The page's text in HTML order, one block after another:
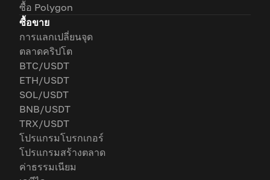
ซื้อ Polygon
ซื้อขาย
การแลกเปลี่ยนจุด
ตลาดคริปโต
BTC/USDT
ETH/USDT
SOL/USDT
BNB/USDT
TRX/USDT
โปรแกรมโบรกเกอร์
โปรแกรมสร้างตลาด
ค่าธรรมเนียม